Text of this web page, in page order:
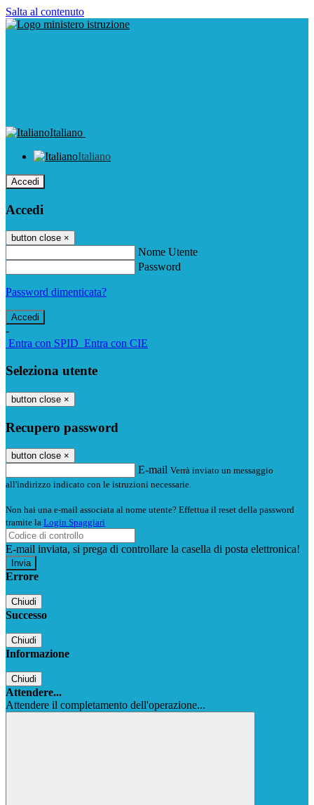
Salta al contenuto
Italiano
Italiano
Accedi
Accedi
button close ×
Nome Utente
Password
Password dimenticata?
-
Entra con SPID Entra con CIE
Seleziona utente
button close ×
Recupero password
button close ×
E-mail Verrà inviato un messaggio
all'indirizzo indicato con le istruzioni necessarie.
Non hai una e-mail associata al nome utente? Effettua il reset della password
tramite la Login Spaggiari
E-mail inviata, si prega di controllare la casella di posta elettronica!
Errore
Chiudi
Successo
Chiudi
Informazione
Chiudi
Attendere...
Attendere il completamento dell'operazione...